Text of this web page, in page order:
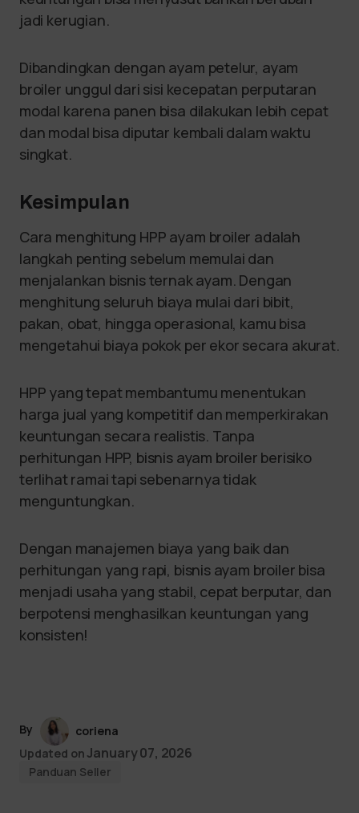
jadi kerugian.
Dibandingkan dengan ayam petelur, ayam
broiler unggul dari sisi kecepatan perputaran
modal karena panen bisa dilakukan lebih cepat
dan modal bisa diputar kembali dalam waktu
singkat.
Kesimpulan
Cara menghitung HPP ayam broiler adalah
langkah penting sebelum memulai dan
menjalankan bisnis ternak ayam. Dengan
menghitung seluruh biaya mulai dari bibit,
pakan, obat, hingga operasional, kamu bisa
mengetahui biaya pokok per ekor secara akurat.
HPP yang tepat membantumu menentukan
harga jual yang kompetitif dan memperkirakan
keuntungan secara realistis. Tanpa
perhitungan HPP, bisnis ayam broiler berisiko
terlihat ramai tapi sebenarnya tidak
menguntungkan.
Dengan manajemen biaya yang baik dan
perhitungan yang rapi, bisnis ayam broiler bisa
menjadi usaha yang stabil, cepat berputar, dan
berpotensi menghasilkan keuntungan yang
konsisten!
By
coriena
Updated on January 07, 2026
Panduan Seller